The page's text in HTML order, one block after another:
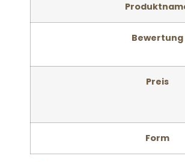
Bewertung
Preis
Form